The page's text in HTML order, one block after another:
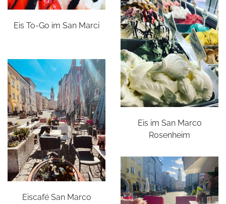
Eis To-Go im San Marci
Eis im San Marco
Rosenheim
Eiscafé San Marco